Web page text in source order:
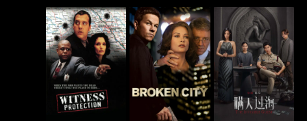
ذا إنفيزبل غيست بروكن سيتي ويتنيس بروتيكشن